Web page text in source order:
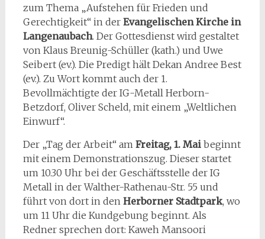
zum Thema „Aufstehen für Frieden und
Gerechtigkeit“ in der Evangelischen Kirche in
Langenaubach. Der Gottesdienst wird gestaltet
von Klaus Breunig-Schüller (kath.) und Uwe
Seibert (ev.). Die Predigt hält Dekan Andree Best
(ev.). Zu Wort kommt auch der 1.
Bevollmächtigte der IG-Metall Herborn-
Betzdorf, Oliver Scheld, mit einem „Weltlichen
Einwurf“.
Der „Tag der Arbeit“ am Freitag, 1. Maibeginnt
mit einem Demonstrationszug. Dieser startet
um 10.30 Uhr bei der Geschäftsstelle der IG
Metall in der Walther-Rathenau-Str. 55 und
führt von dort in den Herborner Stadtpark, wo
um 11 Uhr die Kundgebung beginnt. Als
Redner sprechen dort: Kaweh Mansoori